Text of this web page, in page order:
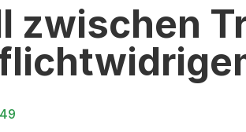
zwischen